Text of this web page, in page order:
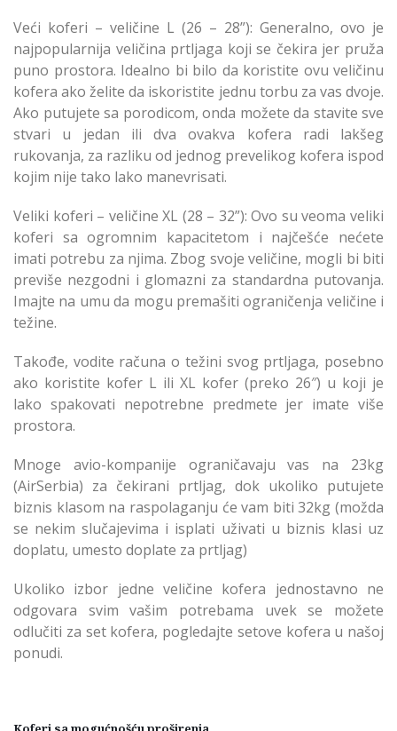
Veći koferi – veličine L (26 – 28”): Generalno, ovo je
najpopularnija veličina prtljaga koji se čekira jer pruža
puno prostora. Idealno bi bilo da koristite ovu veličinu
kofera ako želite da iskoristite jednu torbu za vas dvoje.
Ako putujete sa porodicom, onda možete da stavite sve
stvari u jedan ili dva ovakva kofera radi lakšeg
rukovanja, za razliku od jednog prevelikog kofera ispod
kojim nije tako lako manevrisati.
Veliki koferi – veličine XL (28 – 32”): Ovo su veoma veliki
koferi sa ogromnim kapacitetom i najčešće nećete
imati potrebu za njima. Zbog svoje veličine, mogli bi biti
previše nezgodni i glomazni za standardna putovanja.
Imajte na umu da mogu premašiti ograničenja veličine i
težine.
Takođe, vodite računa o težini svog prtljaga, posebno
ako koristite kofer L ili XL kofer (preko 26″) u koji je
lako spakovati nepotrebne predmete jer imate više
prostora.
Mnoge avio-kompanije ograničavaju vas na 23kg
(AirSerbia) za čekirani prtljag, dok ukoliko putujete
biznis klasom na raspolaganju će vam biti 32kg (možda
se nekim slučajevima i isplati uživati u biznis klasi uz
doplatu, umesto doplate za prtljag)
Ukoliko izbor jedne veličine kofera jednostavno ne
odgovara svim vašim potrebama uvek se možete
odlučiti za set kofera, pogledajte setove kofera u našoj
ponudi.